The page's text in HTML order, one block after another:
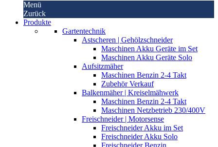
Menü
Zurück
Produkte
Gartentechnik
Astscheren | Gehölzschneider
Maschinen Akku Geräte im Set
Maschinen Akku Geräte Solo
Aufsitzmäher
Maschinen Benzin 2-4 Takt
Zubehör Verkauf
Balkenmäher | Kreiselmähwerk
Maschinen Benzin 2-4 Takt
Maschinen Netzbetrieb 230/400V
Freischneider | Motorsense
Freischneider Akku im Set
Freischneider Akku Solo
Freischneider Benzin